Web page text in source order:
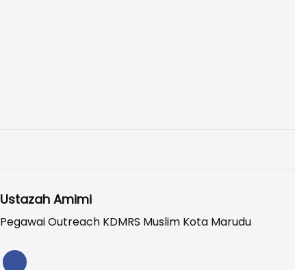
Ustazah Amimi
Pegawai Outreach KDMRS Muslim Kota Marudu